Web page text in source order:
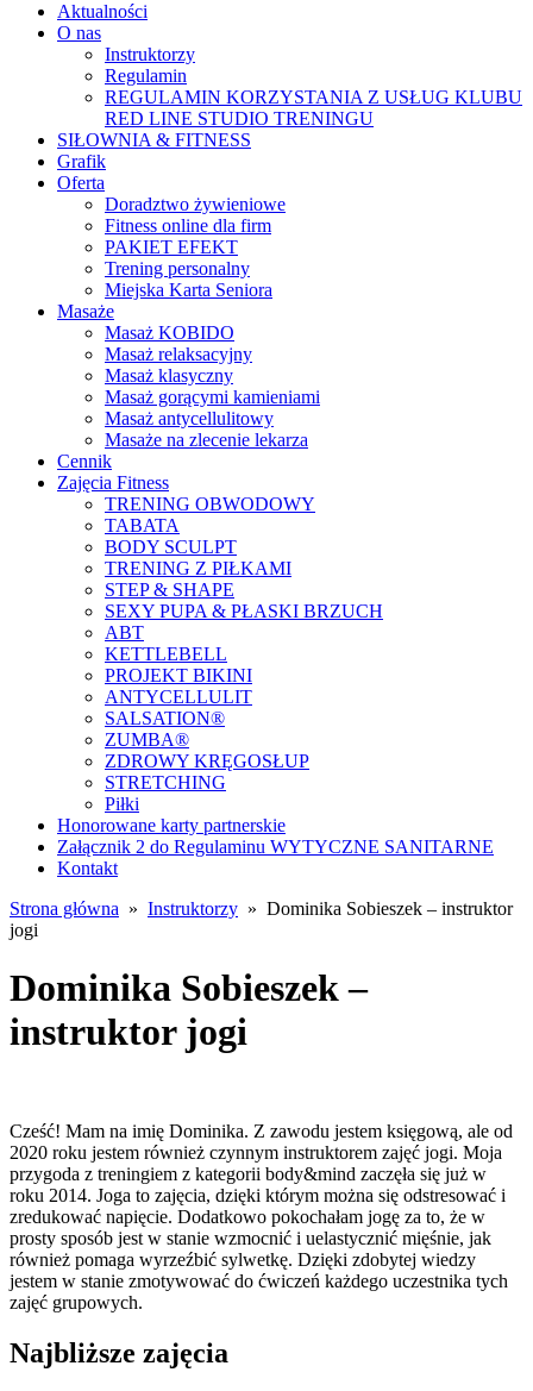
Aktualności
O nas
Instruktorzy
Regulamin
REGULAMIN KORZYSTANIA Z USŁUG KLUBU
RED LINE STUDIO TRENINGU
SIŁOWNIA & FITNESS
Grafik
Oferta
Doradztwo żywieniowe
Fitness online dla firm
PAKIET EFEKT
Trening personalny
Miejska Karta Seniora
Masaże
Masaż KOBIDO
Masaż relaksacyjny
Masaż klasyczny
Masaż gorącymi kamieniami
Masaż antycellulitowy
Masaże na zlecenie lekarza
Cennik
Zajęcia Fitness
TRENING OBWODOWY
TABATA
BODY SCULPT
TRENING Z PIŁKAMI
STEP & SHAPE
SEXY PUPA & PŁASKI BRZUCH
ABT
KETTLEBELL
PROJEKT BIKINI
ANTYCELLULIT
SALSATION®
ZUMBA®
ZDROWY KRĘGOSŁUP
STRETCHING
Piłki
Honorowane karty partnerskie
Załącznik 2 do Regulaminu WYTYCZNE SANITARNE
Kontakt
Strona główna » Instruktorzy » Dominika Sobieszek – instruktor
jogi
Dominika Sobieszek –
instruktor jogi
Cześć! Mam na imię Dominika. Z zawodu jestem księgową, ale od
2020 roku jestem również czynnym instruktorem zajęć jogi. Moja
przygoda z treningiem z kategorii body&mind zaczęła się już w
roku 2014. Joga to zajęcia, dzięki którym można się odstresować i
zredukować napięcie. Dodatkowo pokochałam jogę za to, że w
prosty sposób jest w stanie wzmocnić i uelastycznić mięśnie, jak
również pomaga wyrzeźbić sylwetkę. Dzięki zdobytej wiedzy
jestem w stanie zmotywować do ćwiczeń każdego uczestnika tych
zajęć grupowych.
Najbliższe zajęcia